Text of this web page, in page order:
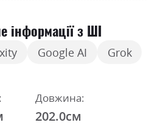
інформації з ШІ
Google AI Grok
Довжина:
202.0см